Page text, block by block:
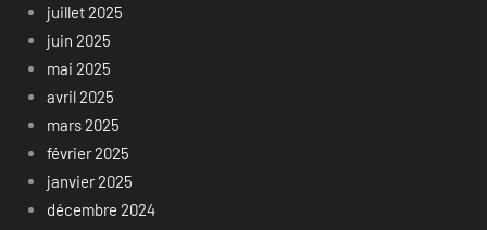
juillet 2025
juin 2025
mai 2025
avril 2025
mars 2025
février 2025
janvier 2025
décembre 2024